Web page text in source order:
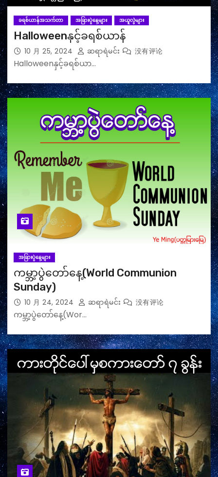
ခရစ်ယာန်အသက်တာ အခြားပွဲနေ့များ အယူလွဲများ
Halloweenနှင့်ခရစ်ယာန်
10 月 25, 2024 ဆရာရဲမင်း 没有评论
Halloweenနှင့်ခရစ်ယာ…
အခြားပွဲနေ့များ
ကမ္ဘာ့ပွဲတော်နေ့(World Communion
Sunday)
10 月 24, 2024 ဆရာရဲမင်း 没有评论
ကမ္ဘာ့ပွဲတော်နေ့(Wor…